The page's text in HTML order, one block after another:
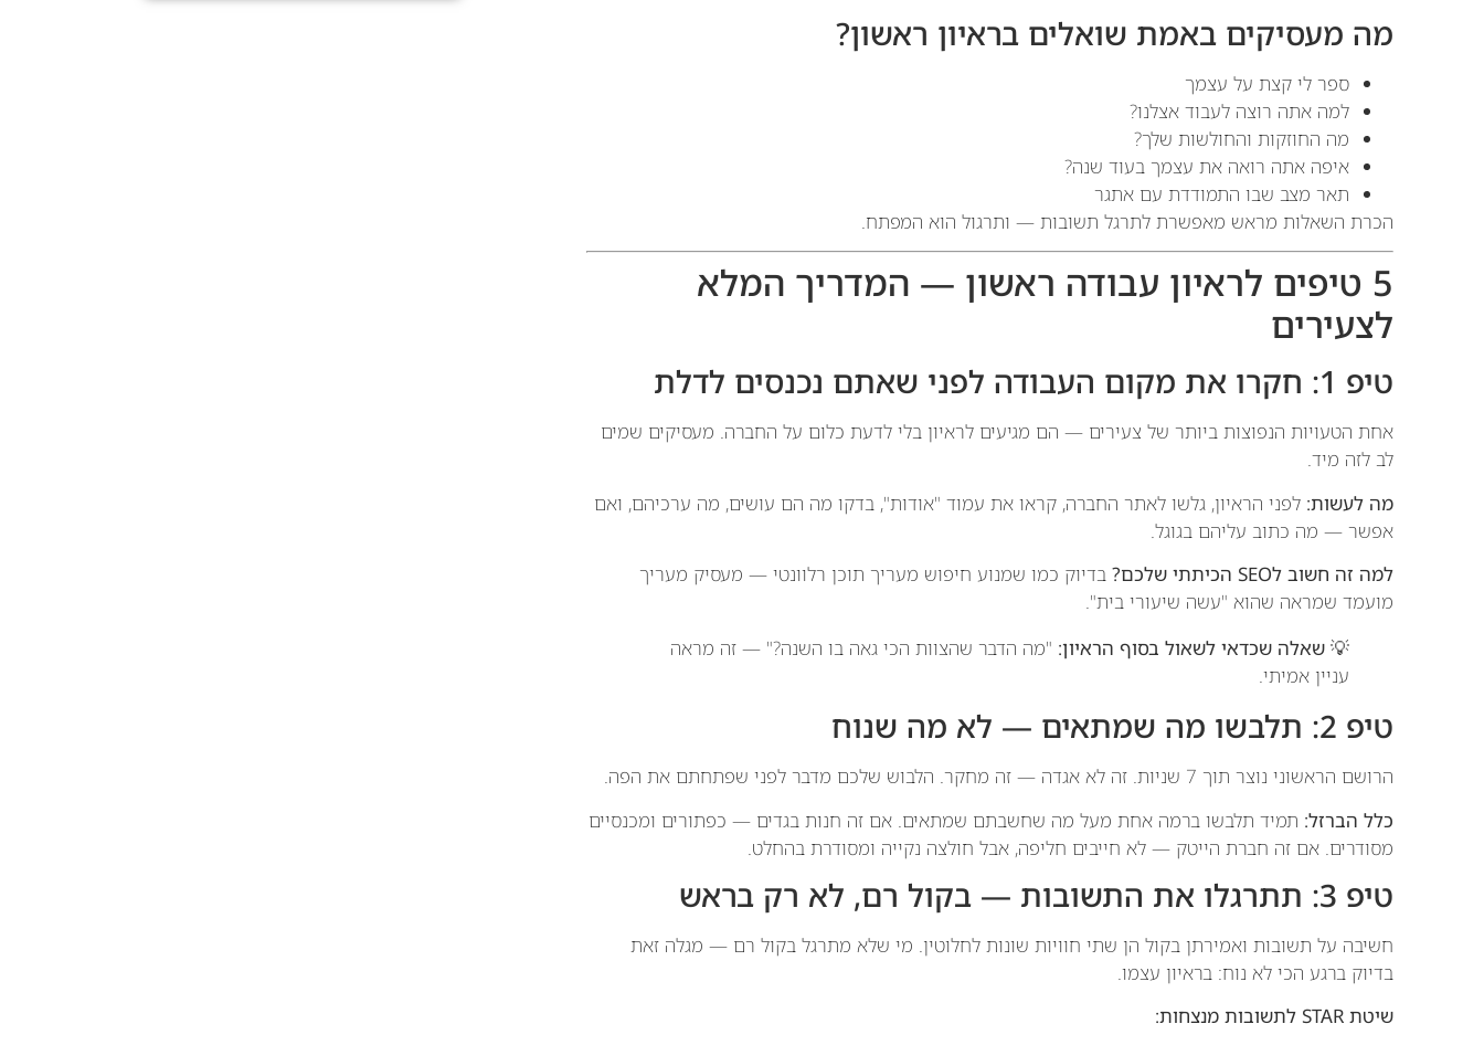
מה מעסיקים באמת שואלים בראיון ראשון?
ספר לי קצת על עצמך
למה אתה רוצה לעבוד אצלנו?
מה החוזקות והחולשות שלך?
איפה אתה רואה את עצמך בעוד שנה?
תאר מצב שבו התמודדת עם אתגר
הכרת השאלות מראש מאפשרת לתרגל תשובות — ותרגול הוא המפתח.
5 טיפים לראיון עבודה ראשון — המדריך המלא
לצעירים
טיפ 1: חקרו את מקום העבודה לפני שאתם נכנסים לדלת
אחת הטעויות הנפוצות ביותר של צעירים — הם מגיעים לראיון בלי לדעת כלום על החברה. מעסיקים שמים
לב לזה מיד.
מה לעשות: לפני הראיון, גלשו לאתר החברה, קראו את עמוד "אודות", בדקו מה הם עושים, מה ערכיהם, ואם
אפשר — מה כתוב עליהם בגוגל.
למה זה חשוב לSEO הכיתתי שלכם?
בדיוק כמו שמנוע חיפוש מעריך תוכן רלוונטי — מעסיק מעריך
מועמד שמראה שהוא "עשה שיעורי בית".
💡 שאלה שכדאי לשאול בסוף הראיון: "מה הדבר שהצוות הכי גאה בו השנה?" — זה מראה
עניין אמיתי.
טיפ 2: תלבשו מה שמתאים — לא מה שנוח
הרושם הראשוני נוצר תוך 7 שניות. זה לא אגדה — זה מחקר. הלבוש שלכם מדבר לפני שפתחתם את הפה.
כלל הברזל: תמיד תלבשו ברמה אחת מעל מה שחשבתם שמתאים. אם זה חנות בגדים — כפתורים ומכנסיים
מסודרים. אם זה חברת הייטק — לא חייבים חליפה, אבל חולצה נקייה ומסודרת בהחלט.
טיפ 3: תתרגלו את התשובות — בקול רם, לא רק בראש
חשיבה על תשובות ואמירתן בקול הן שתי חוויות שונות לחלוטין. מי שלא מתרגל בקול רם — מגלה זאת
בדיוק ברגע הכי לא נוח: בראיון עצמו.
שיטת STAR לתשובות מנצחות: